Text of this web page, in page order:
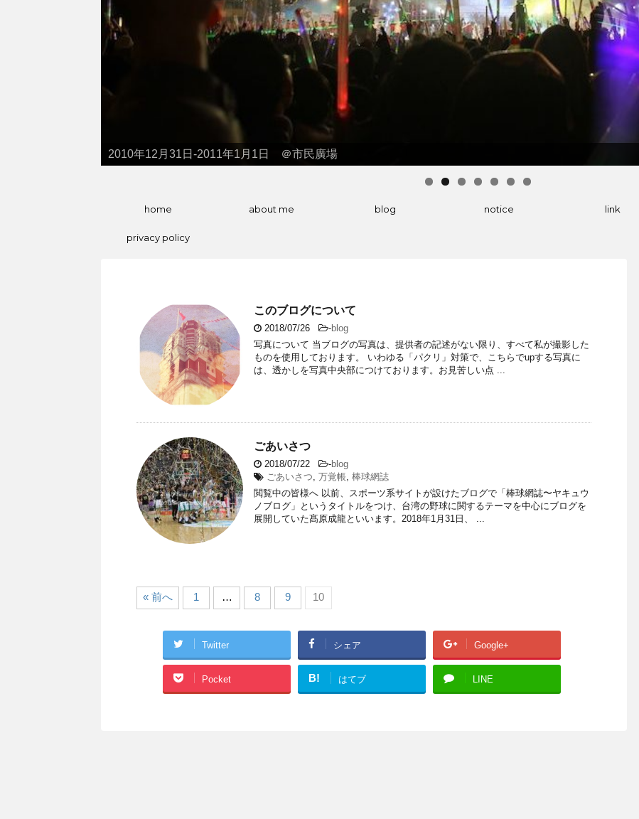
2010年12月31日-2011年1月1日 ＠市民廣場
2012年3月4日HBL決勝 北一女VS普門高中 ＠台大體育館
home about me blog notice link
privacy policy
このブログについて
2018/07/26 -blog
写真について 当ブログの写真は、提供者の記述がない限り、すべて私が撮影した
ものを使用しております。 いわゆる「パクリ」対策で、こちらでupする写真に
は、透かしを写真中央部につけております。お見苦しい点 ...
ごあいさつ
2018/07/22 -blog
ごあいさつ 万覚帳 棒球網誌
閲覧中の皆様へ 以前、スポーツ系サイトが設けたブログで「棒球網誌〜ヤキュウ
ノブログ」というタイトルをつけ、台湾の野球に関するテーマを中心にブログを
展開していた髙原成龍といいます。2018年1月31日、 ...
« 前へ 1 … 8 9 10
Twitter シェア Google+
Pocket B! はてブ LINE